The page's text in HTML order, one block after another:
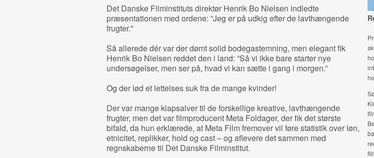
Det Danske Filminstituts direktør Henrik Bo Nielsen indledte
præsentationen med ordene: ”Jeg er på udkig efter de lavthængende
frugter."
Så allerede dér var der dømt solid bodegastemning, men elegant fik
Henrik Bo Nielsen reddet den i land: ”Så vi ikke bare starter nye
undersøgelser, men ser på, hvad vi kan sætte i gang i morgen.”
Og der lød et lettelses suk fra de mange kvinder!
Der var mange klapsalver til de forskellige kreative, lavthængende
frugter, men det var filmproducent Meta Foldager, der fik det største
bifald, da hun erklærede, at Meta Film fremover vil føre statistik over løn,
etnicitet, replikker, hold og cast – og aflevere det sammen med
regnskaberne til Det Danske Filminstitut.